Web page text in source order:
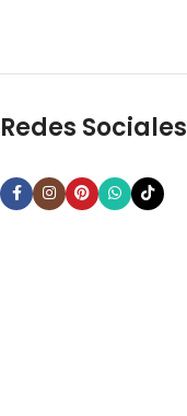
Redes Sociales